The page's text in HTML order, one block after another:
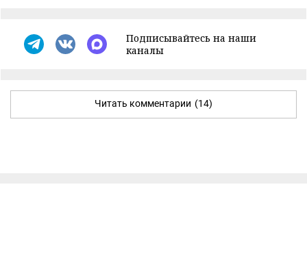
Подписывайтесь на наши
каналы
Читать комментарии (14)